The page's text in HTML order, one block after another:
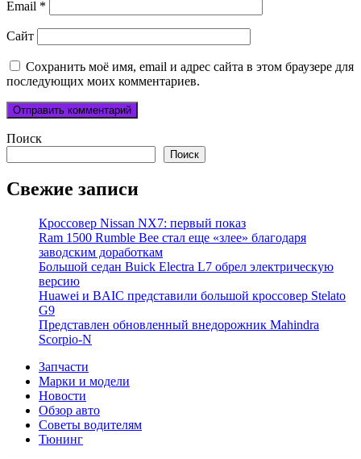
Email *
Сайт
Сохранить моё имя, email и адрес сайта в этом браузере для
последующих моих комментариев.
Поиск
Поиск
Свежие записи
Кроссовер Nissan NX7: первый показ
Ram 1500 Rumble Bee стал еще «злее» благодаря
заводским доработкам
Большой седан Buick Electra L7 обрел электрическую
версию
Huawei и BAIC представили большой кроссовер Stelato
G9
Представлен обновленный внедорожник Mahindra
Scorpio-N
Запчасти
Марки и модели
Новости
Обзор авто
Советы водителям
Тюнинг